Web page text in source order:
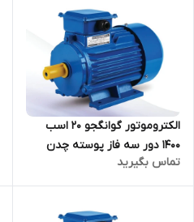
الکتروموتور گوانگجو 20 اسب
1400 دور سه فاز پوسته چدن
مدل Y2 ترمینال بالا
تماس بگیرید